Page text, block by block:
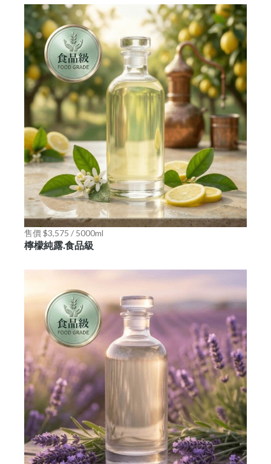
售價 $3,575 / 5000ml
檸檬純露.食品級